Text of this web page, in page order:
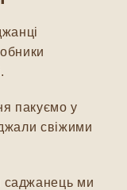
пакуємо у
свіжими
ми